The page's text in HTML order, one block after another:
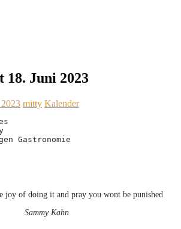
Juni 2023
mitty Kalender
Gastronomie
joy of doing it and pray you wont be punished
Sammy Kahn